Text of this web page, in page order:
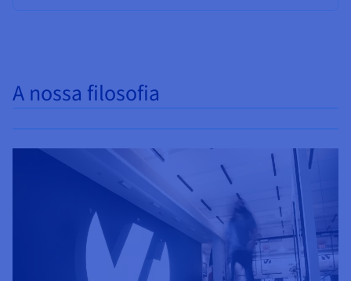
A nossa filosofia